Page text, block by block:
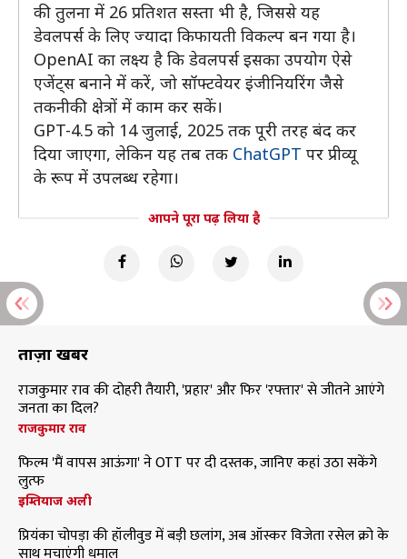
की तुलना में 26 प्रतिशत सस्ता भी है, जिससे यह
डेवलपर्स के लिए ज्यादा किफायती विकल्प बन गया है।
OpenAI का लक्ष्य है कि डेवलपर्स इसका उपयोग ऐसे
एजेंट्स बनाने में करें, जो सॉफ्टवेयर इंजीनियरिंग जैसे
तकनीकी क्षेत्रों में काम कर सकें।
GPT-4.5 को 14 जुलाई, 2025 तक पूरी तरह बंद कर
दिया जाएगा, लेकिन यह तब तक ChatGPT पर प्रीव्यू
के रूप में उपलब्ध रहेगा।
आपने पूरा पढ़ लिया है
ताज़ा खबरें
राजकुमार राव की दोहरी तैयारी, 'प्रहार' और फिर 'रफ्तार' से जीतने आएंगे
जनता का दिल?
राजकुमार राव
फिल्म 'मैं वापस आऊंगा' ने OTT पर दी दस्तक, जानिए कहां उठा सकेंगे
लुत्फ
इम्तियाज अली
प्रियंका चोपड़ा की हॉलीवुड में बड़ी छलांग, अब ऑस्कर विजेता रसेल क्रो के
साथ मचाएंगी धमाल